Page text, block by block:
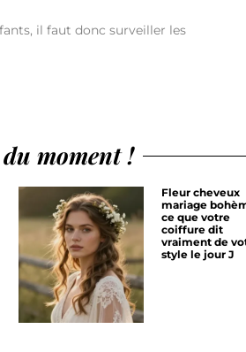
il faut donc surveiller les
moment !
Fleur cheveux
mariage
ce que votre
coiffure dit
vraiment de
style le jour J